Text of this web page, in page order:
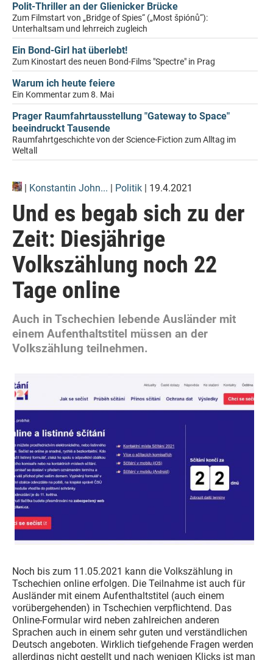
Polit-Thriller an der Glienicker Brücke
Zum Filmstart von „Bridge of Spies“ („Most špiónů“):
Unterhaltsam und lehrreich zugleich
Ein Bond-Girl hat überlebt!
Zum Kinostart des neuen Bond-Films "Spectre" in Prag
Warum ich heute feiere
Ein Kommentar zum 8. Mai
Prager Raumfahrtausstellung "Gateway to Space"
beeindruckt Tausende
Raumfahrtgeschichte von der Science-Fiction zum Alltag im
Weltall
| Konstantin John... | Politik | 19.4.2021
Und es begab sich zu der
Zeit: Diesjährige
Volkszählung noch 22
Tage online
Auch in Tschechien lebende Ausländer mit
einem Aufenthaltstitel müssen an der
Volkszählung teilnehmen.
Noch bis zum 11.05.2021 kann die Volkszählung in
Tschechien online erfolgen. Die Teilnahme ist auch für
Ausländer mit einem Aufenthaltstitel (auch einem
vorübergehenden) in Tschechien verpflichtend. Das
Online-Formular wird neben zahlreichen anderen
Sprachen auch in einem sehr guten und verständlichen
Deutsch angeboten. Wirklich tiefgehende Fragen werden
allerdings nicht gestellt und nach wenigen Klicks ist man